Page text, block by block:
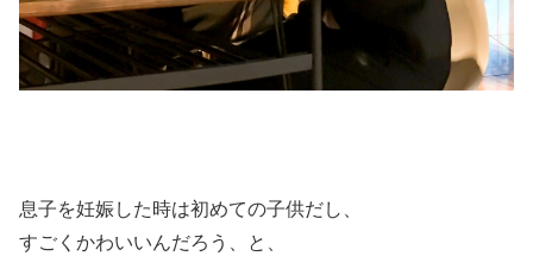
息子を妊娠した時は初めての子供だし、
すごくかわいいんだろう、と、